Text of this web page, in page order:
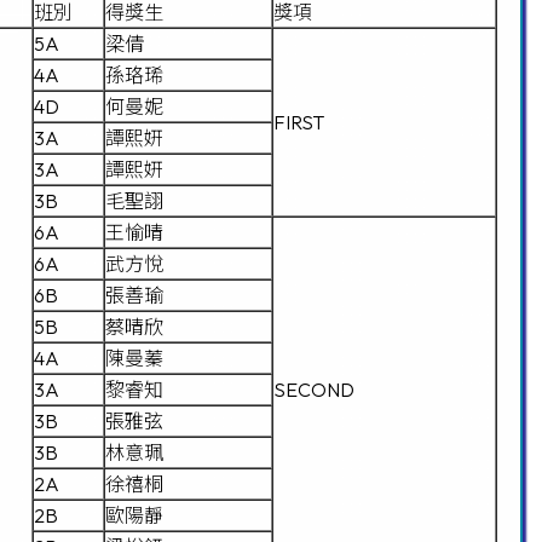
班別 得獎生
獎項
5A
梁倩
FIRST
4A
孫珞琋
4D
何曼妮
3A
譚熙姸
3A
譚熙姸
3B
毛聖詡
6A
王愉晴
SECOND
6A
武方悅
6B
張善瑜
5B
蔡晴欣
4A
陳曼蓁
3A
黎睿知
3B
張雅弦
3B
林意珮
2A
徐禧桐
2B
歐陽靜